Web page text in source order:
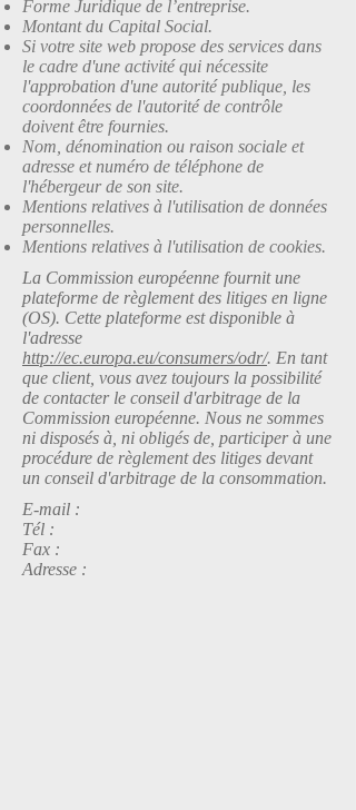
Forme Juridique de l’entreprise.
Montant du Capital Social.
Si votre site web propose des services dans
le cadre d'une activité qui nécessite
l'approbation d'une autorité publique, les
coordonnées de l'autorité de contrôle
doivent être fournies. ​​​
Nom, dénomination ou raison sociale et
adresse et numéro de téléphone de
l'hébergeur de son site.
Mentions relatives à l'utilisation de données
personnelles.
Mentions relatives à l'utilisation de cookies.
La Commission européenne fournit une
plateforme de règlement des litiges en ligne
(OS). Cette plateforme est disponible à
l'adresse
http://ec.europa.eu/consumers/odr/. En tant
que client, vous avez toujours la possibilité
de contacter le conseil d'arbitrage de la
Commission européenne. Nous ne sommes
ni disposés à, ni obligés de, participer à une
procédure de règlement des litiges devant
un conseil d'arbitrage de la consommation.
E-mail :
Tél :
Fax :
Adresse :